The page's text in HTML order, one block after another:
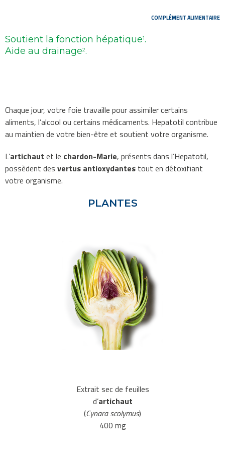
COMPLÉMENT ALIMENTAIRE
Soutient la fonction hépatique1.
Aide au drainage2.
Chaque jour, votre foie travaille pour assimiler certains
aliments, l’alcool ou certains médicaments. Hepatotil contribue
au maintien de votre bien-être et soutient votre organisme.
L’artichaut et le chardon-Marie, présents dans l’Hepatotil,
possèdent des vertus antioxydantes tout en détoxifiant
votre organisme.
PLANTES
Extrait sec de feuilles
d’artichaut
(Cynara scolymus)
400 mg